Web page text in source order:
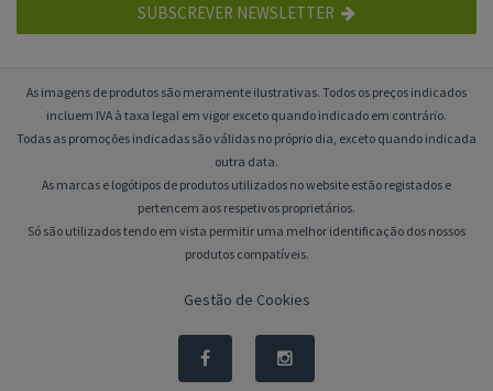
SUBSCREVER NEWSLETTER
As imagens de produtos são meramente ilustrativas. Todos os preços indicados
incluem IVA à taxa legal em vigor exceto quando indicado em contrário.
Todas as promoções indicadas são válidas no próprio dia, exceto quando indicada
outra data.
As marcas e logótipos de produtos utilizados no website estão registados e
pertencem aos respetivos proprietários.
Só são utilizados tendo em vista permitir uma melhor identificação dos nossos
produtos compatíveis.
Gestão de Cookies